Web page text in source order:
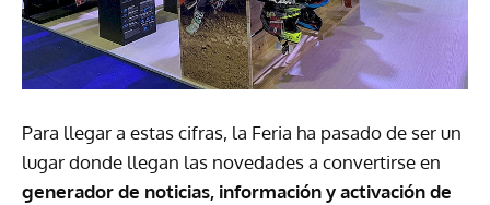
Para llegar a estas cifras, la Feria ha pasado de ser un
lugar donde llegan las novedades a convertirse en
generador de noticias, información y activación de